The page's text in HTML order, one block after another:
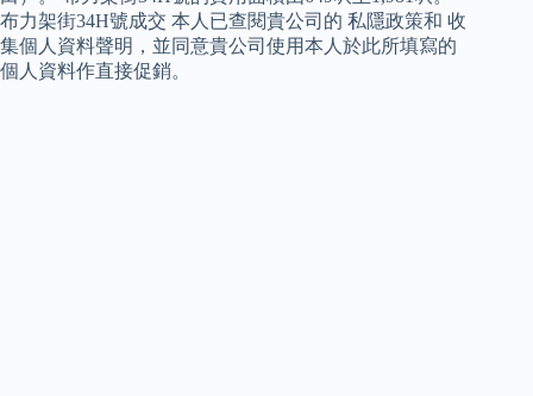
布力架街34H號成交 本人已查閱貴公司的 私隱政策和 收
集個人資料聲明，並同意貴公司使用本人於此所填寫的
個人資料作直接促銷。